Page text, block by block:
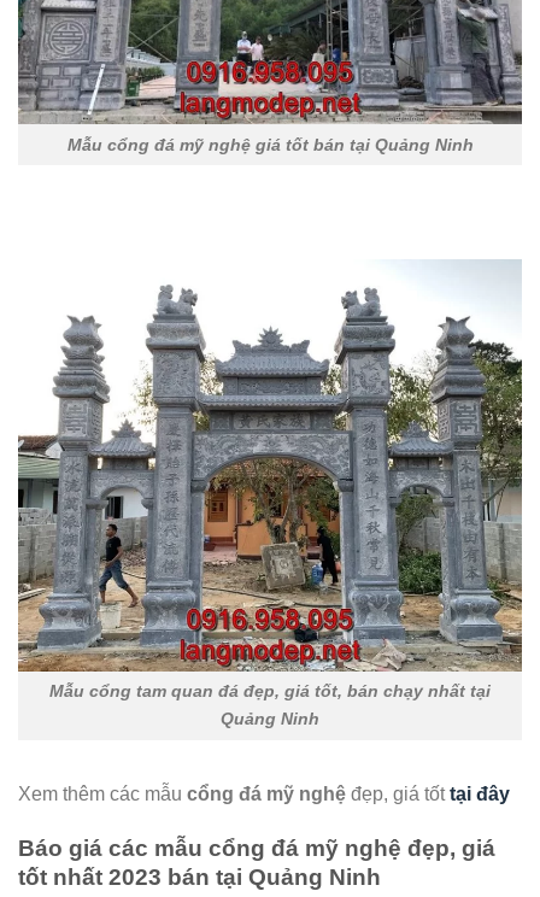
Mẫu cổng đá mỹ nghệ giá tốt bán tại Quảng Ninh
Mẫu cổng tam quan đá đẹp, giá tốt, bán chạy nhất tại
Quảng Ninh
Xem thêm các mẫu cổng đá mỹ nghệ đẹp, giá tốttại đây
Báo giá các mẫu cổng đá mỹ nghệ đẹp, giá
tốt nhất 2023 bán tại Quảng Ninh